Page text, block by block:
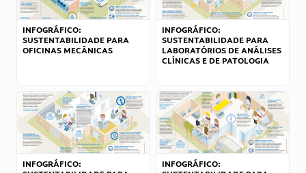
INFOGRÁFICO:
SUSTENTABILIDADE PARA
OFICINAS MECÂNICAS
INFOGRÁFICO:
SUSTENTABILIDADE PARA
LABORATÓRIOS DE ANÁLISES
CLÍNICAS E DE PATOLOGIA
INFOGRÁFICO:
INFOGRÁFICO: